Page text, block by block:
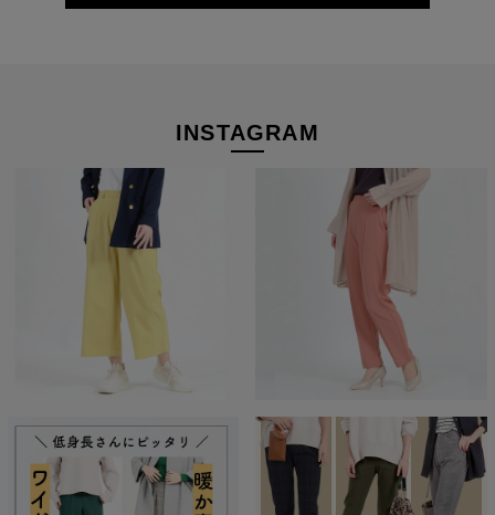
本物のスタンダードを
経験を積み重ねた人にしか分からない“本物のスタンダー
INSTAGRAM